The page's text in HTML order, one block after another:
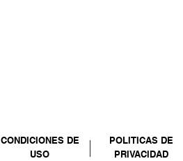
CONDICIONES DE
USO
POLITICAS DE
PRIVACIDAD